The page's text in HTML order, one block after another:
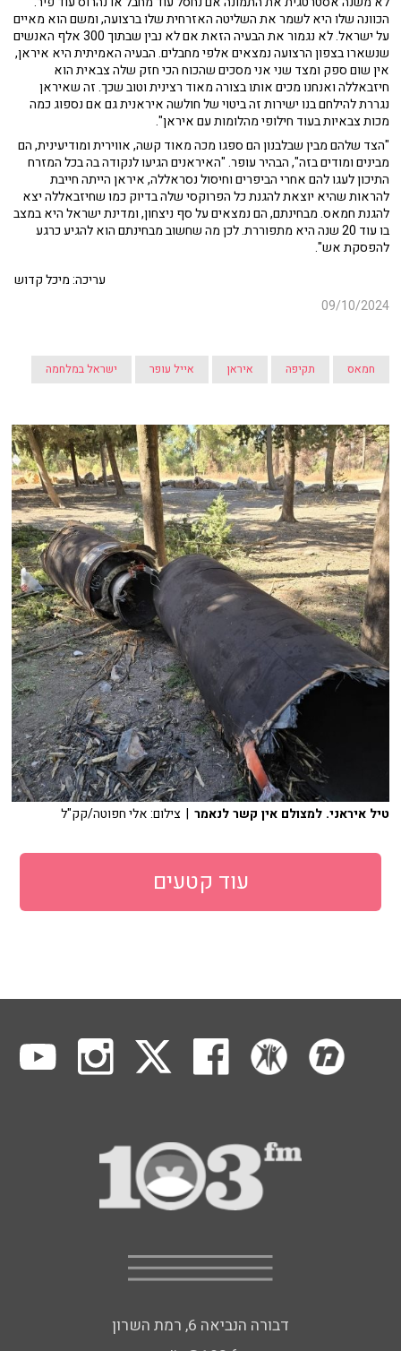
הכוונה שלו היא לשמר את השליטה האזרחית שלו ברצועה, ומשם הוא מאיים
על ישראל. לא נגמור את הבעיה הזאת אם לא נבין שבתוך 300 אלף האנשים
שנשארו בצפון הרצועה נמצאים אלפי מחבלים.הבעיה האמיתית היא איראן,
אין שום ספק ומצד שני אני מסכים שהכוח הכי חזק שלה צבאית הוא
חיזבאללה ואנחנו מכים אותו בצורה מאוד רצינית וטוב שכך. זה שאיראן
נגררת להילחם בנו ישירות זה ביטוי של חולשה איראנית גם אם נספוג כמה
מכות צבאיות בעוד חילופי מהלומות עם איראן".
"הצד שלהם מבין שבלבנון הם ספגו מכה מאוד קשה, אווירית ומודיעינית, הם
מבינים ומודים בזה", הבהיר עופר. "האיראנים הגיעו לנקודה בה בכל המזרח
התיכון לעגו להם אחרי הביפרים וחיסול נסראללה, איראן הייתה חייבת
להראות שהיא יוצאת להגנת כל הפרוקסי שלה בדיוק כמו שחיזבאללה יצא
להגנת חמאס. מבחינתם, הם נמצאים על סף ניצחון, ומדינת ישראל היא במצב
בו עוד 20 שנה היא מתפוררת. לכן מה שחשוב מבחינתם הוא להגיע כרגע
להפסקת אש".
עריכה: מיכל קדוש
09/10/2024
חמאס תקיפה איראן אייל עופר ישראל במלחמה
טיל איראני. למצולם אין קשר לנאמר | צילום: אלי חפוטה/קק"ל
עוד קטעים
דבורה הנביאה 6, רמת השרון